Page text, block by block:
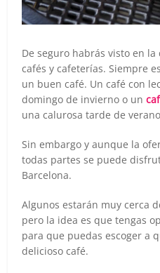
De seguro habrás visto en
cafés y cafeterías. Siempre
un buen café. Un café con
domingo de invierno o un
una calurosa tarde de
Sin embargo y aunque la
todas partes se puede
Barcelona.
Algunos estarán muy cerca
pero la idea es que tengas
para que puedas escoger a
delicioso café.